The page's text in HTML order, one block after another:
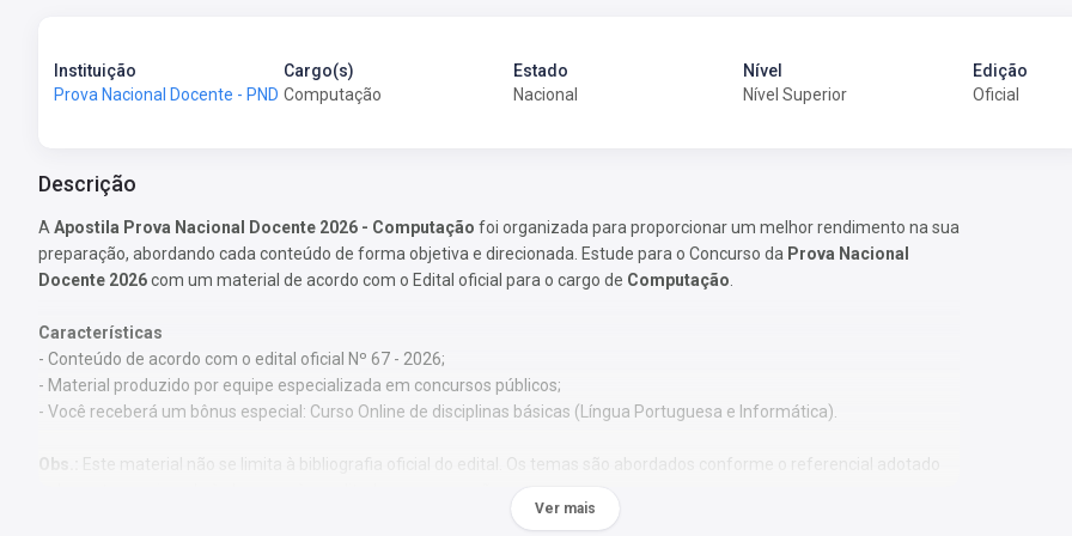
Instituição
Prova Nacional Docente - PND
Cargo(s)
Computação
Estado
Nacional
Nível
Nível Superior
Edição
Oficial
Descrição
A Apostila Prova Nacional Docente 2026 - Computação foi organizada para proporcionar um melhor rendimento na sua
preparação, abordando cada conteúdo de forma objetiva e direcionada. Estude para o Concurso da Prova Nacional
Docente 2026com um material de acordo com o Edital oficial para o cargo de Computação
Características
- Conteúdo de acordo com o edital oficial Nº 67 - 2026;
- Material produzido por equipe especializada em concursos públicos;
- Você receberá um bônus especial: Curso Online de disciplinas básicas (Língua Portuguesa e Informática).
Obs.:
Este material não se limita à bibliografia oficial do edital. Os temas são abordados conforme o referencial adotado
Ver mais